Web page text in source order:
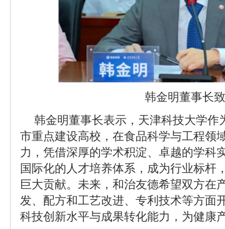
韩金明董事长
韩金明董事长表示，天津科技大学作
市重点建设高校，在食品科学与工程领
力，凭借深厚的学术积淀、卓越的学科
国际化的人才培养体系，成为行业标杆
巨大贡献。未来，和治友德希望双方在
发、配方和工艺改进、专利技术等方面
科技创新水平与成果转化能力，为健康